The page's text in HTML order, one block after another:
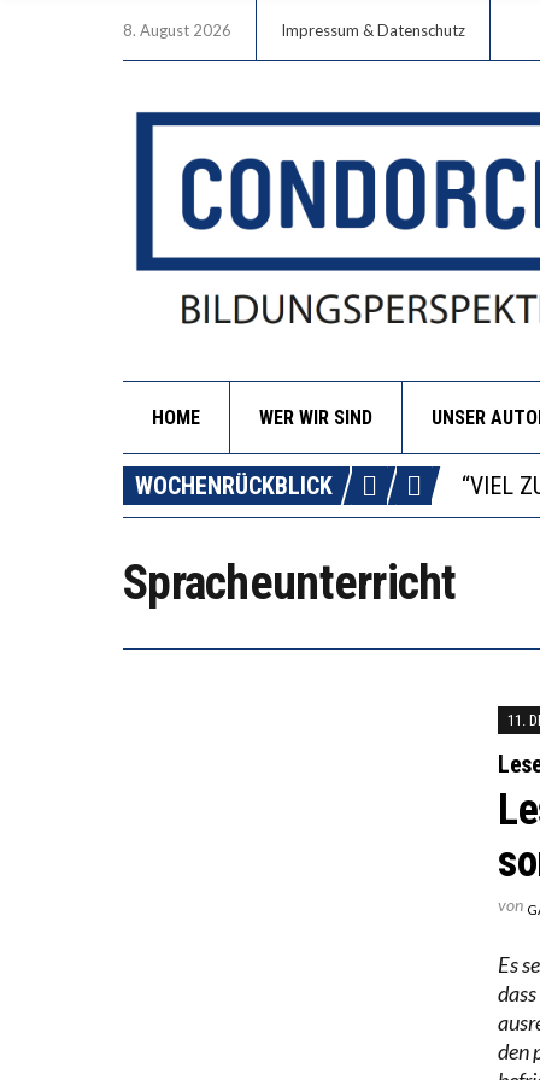
8. August 2026 Impressum & Datenschutz
HOME WER WIR SIND UNSER
WOCHENRÜCKBLICK
“WIR
ANNA-
DIE
Spracheunterricht
11.
von
Es
den